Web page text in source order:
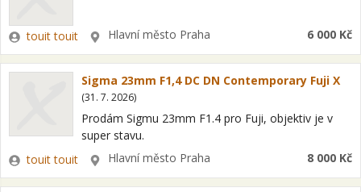
Zadavatel
touit touit LokalitaHlavní město Praha 6 000 Kč
Sigma 23mm F1,4 DC DN Contemporary Fuji X
(31. 7. 2026)
Prodám Sigmu 23mm F1.4 pro Fuji, objektiv je v
super stavu.
Zadavatel
touit touit LokalitaHlavní město Praha 8 000 Kč